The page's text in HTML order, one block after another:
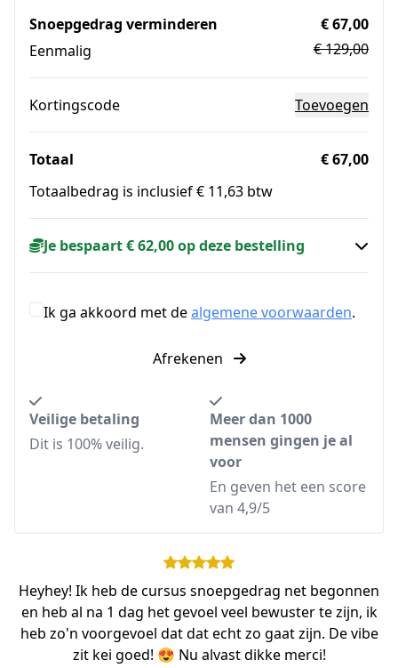
Snoepgedrag verminderen
Eenmalig
€ 67,00
€ 129,00
Kortingscode Toevoegen
Totaal
€ 67,00
Totaalbedrag is inclusief € 11,63 btw
Je bespaart € 62,00 op deze bestelling
Ik ga akkoord met dealgemene voorwaarden.
Afrekenen
Veilige betaling
Dit is 100% veilig.
Meer dan 1000
mensen gingen je al
voor
En geven het een score
van 4,9/5
Heyhey! Ik heb de cursus snoepgedrag net begonnen
en heb al na 1 dag het gevoel veel bewuster te zijn, ik
heb zo'n voorgevoel dat dat echt zo gaat zijn. De vibe
zit kei goed! 😍 Nu alvast dikke merci!